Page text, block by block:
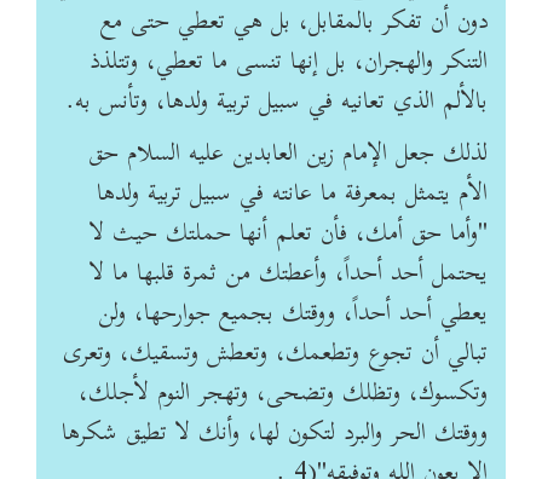
دون أن تفكر بالمقابل، بل هي تعطي حتى مع
التنكر والهجران، بل إنها تنسى ما تعطي، وتتلذذ
بالألم الذي تعانيه في سبيل تربية ولدها، وتأنس به.
لذلك جعل الإمام زين العابدين عليه السلام حق
الأم يتمثل بمعرفة ما عانته في سبيل تربية ولدها
"وأما حق أمك، فأن تعلم أنها حملتك حيث لا
يحتمل أحد أحداً، وأعطتك من ثمرة قلبها ما لا
يعطي أحد أحداً، ووقتك بجميع جوارحها، ولن
تبالي أن تجوع وتطعمك، وتعطش وتسقيك، وتعرى
وتكسوك، وتظلك وتضحى، وتهجر النوم لأجلك،
ووقتك الحر والبرد لتكون لها، وأنك لا تطيق شكرها